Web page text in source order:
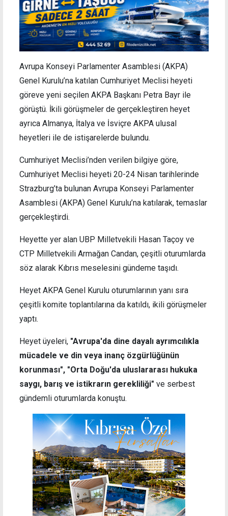
Avrupa Konseyi Parlamenter Asamblesi (AKPA)
Genel Kurulu’na katılan Cumhuriyet Meclisi heyeti
göreve yeni seçilen AKPA Başkanı Petra Bayr ile
görüştü. İkili görüşmeler de gerçekleştiren heyet
ayrıca Almanya, İtalya ve İsviçre AKPA ulusal
heyetleri ile de istişarelerde bulundu.
Cumhuriyet Meclisi’nden verilen bilgiye göre,
Cumhuriyet Meclisi heyeti 20-24 Nisan tarihlerinde
Strazburg’ta bulunan Avrupa Konseyi Parlamenter
Asamblesi (AKPA) Genel Kurulu’na katılarak, temaslar
gerçekleştirdi.
Heyette yer alan UBP Milletvekili Hasan Taçoy ve
CTP Milletvekili Armağan Candan, çeşitli oturumlarda
söz alarak Kıbrıs meselesini gündeme taşıdı.
Heyet AKPA Genel Kurulu oturumlarının yanı sıra
çeşitli komite toplantılarına da katıldı, ikili görüşmeler
yaptı.
Heyet üyeleri, "Avrupa'da dine dayalı ayrımcılıkla
mücadele ve din veya inanç özgürlüğünün
korunması", "Orta Doğu'da uluslararası hukuka
saygı, barış ve istikrarın gerekliliği" ve serbest
gündemli oturumlarda konuştu.